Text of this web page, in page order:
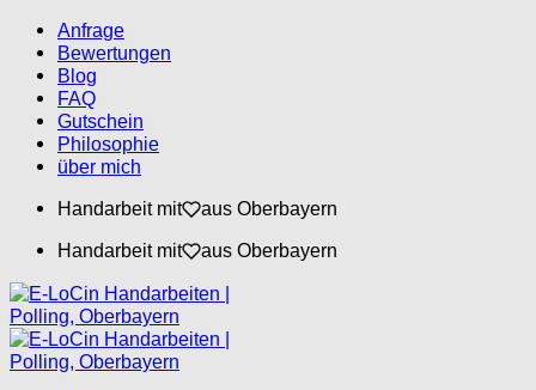
Zum
Inhalt
springen
Anfrage
Bewertungen
Blog
FAQ
Gutschein
Philosophie
über mich
Handarbeit mit
aus Oberbayern
Handarbeit mit
aus Oberbayern